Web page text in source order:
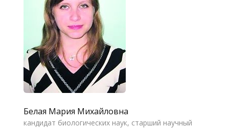
Белая Мария Михайловна
кандидат биологических наук, старший научный